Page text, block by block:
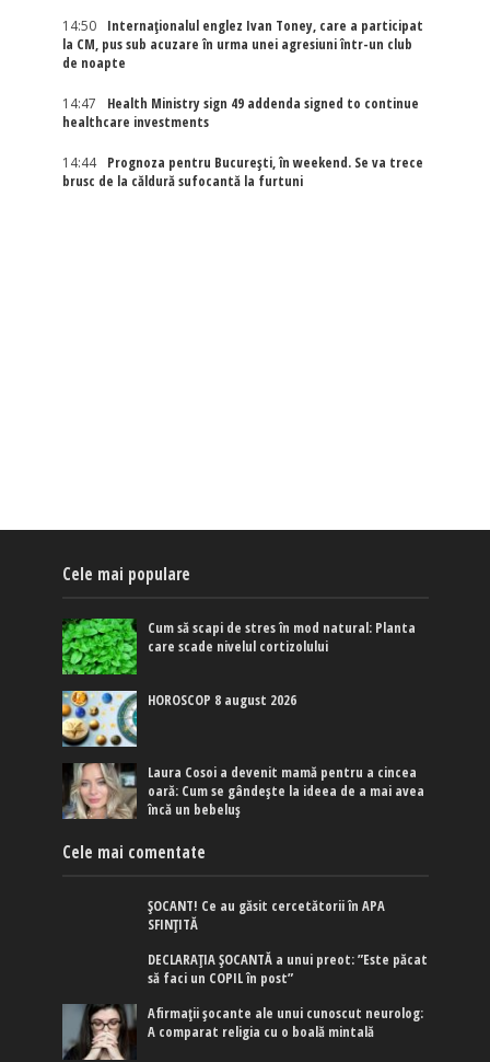
14:50
Internaţionalul englez Ivan Toney, care a participat
la CM, pus sub acuzare în urma unei agresiuni într-un club
de noapte
14:47
Health Ministry sign 49 addenda signed to continue
healthcare investments
14:44
Prognoza pentru București, în weekend. Se va trece
brusc de la căldură sufocantă la furtuni
Cele mai populare
Cum să scapi de stres în mod natural: Planta
care scade nivelul cortizolului
HOROSCOP 8 august 2026
Laura Cosoi a devenit mamă pentru a cincea
oară: Cum se gândește la ideea de a mai avea
încă un bebeluș
Cele mai comentate
ȘOCANT! Ce au găsit cercetătorii în APA
SFINȚITĂ
DECLARAȚIA ȘOCANTĂ a unui preot: ”Este păcat
să faci un COPIL în post”
Afirmaţii şocante ale unui cunoscut neurolog:
A comparat religia cu o boală mintală